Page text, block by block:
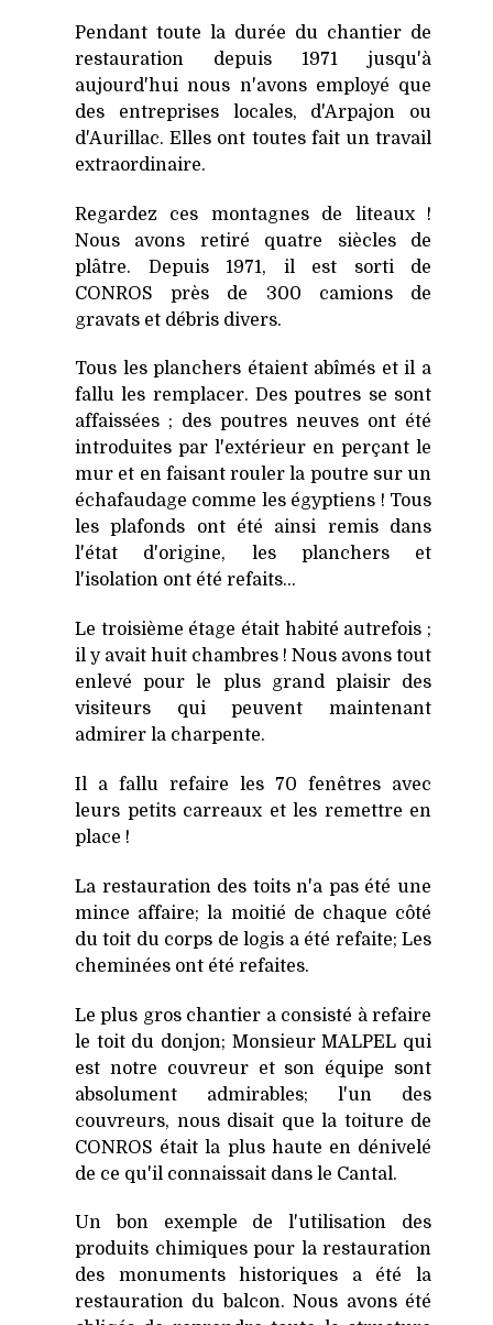
Pendant toute la durée du chantier de
restauration depuis 1971 jusqu'à
aujourd'hui nous n'avons employé que
des entreprises locales, d'Arpajon ou
d'Aurillac. Elles ont toutes fait un travail
extraordinaire.
Regardez ces montagnes de liteaux !
Nous avons retiré quatre siècles de
plâtre. Depuis 1971, il est sorti de
CONROS près de 300 camions de
gravats et débris divers.
Tous les planchers étaient abîmés et il a
fallu les remplacer. Des poutres se sont
affaissées ; des poutres neuves ont été
introduites par l'extérieur en perçant le
mur et en faisant rouler la poutre sur un
échafaudage comme les égyptiens ! Tous
les plafonds ont été ainsi remis dans
l'état d'origine, les planchers et
l'isolation ont été refaits...
Le troisième étage était habité autrefois ;
il y avait huit chambres ! Nous avons tout
enlevé pour le plus grand plaisir des
visiteurs qui peuvent maintenant
admirer la charpente.
Il a fallu refaire les 70 fenêtres avec
leurs petits carreaux et les remettre en
place !
La restauration des toits n'a pas été une
mince affaire; la moitié de chaque côté
du toit du corps de logis a été refaite; Les
cheminées ont été refaites.
Le plus gros chantier a consisté à refaire
le toit du donjon; Monsieur MALPEL qui
est notre couvreur et son équipe sont
absolument admirables; l'un des
couvreurs, nous disait que la toiture de
CONROS était la plus haute en dénivelé
de ce qu'il connaissait dans le Cantal.
Un bon exemple de l'utilisation des
produits chimiques pour la restauration
des monuments historiques a été la
restauration du balcon. Nous avons été